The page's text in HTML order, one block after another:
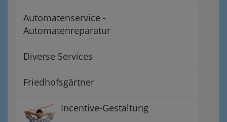
Automatenservice -
Automatenreparatur
Diverse Services
Friedhofsgärtner
Incentive-Gestaltung